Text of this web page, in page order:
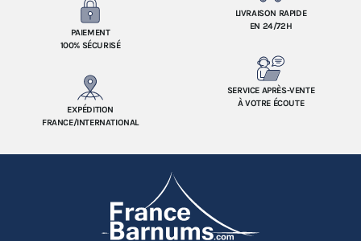
PAIEMENT
100% SÉCURISÉ
LIVRAISON RAPIDE
EN 24/72H
EXPÉDITION
FRANCE/INTERNATIONAL
SERVICE APRÈS-VENTE
À VOTRE ÉCOUTE